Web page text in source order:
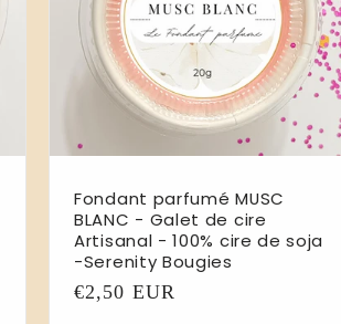
Fondant parfumé MUSC
BLANC - Galet de cire
Artisanal - 100% cire de soja
-Serenity Bougies
Prix
€2,50 EUR